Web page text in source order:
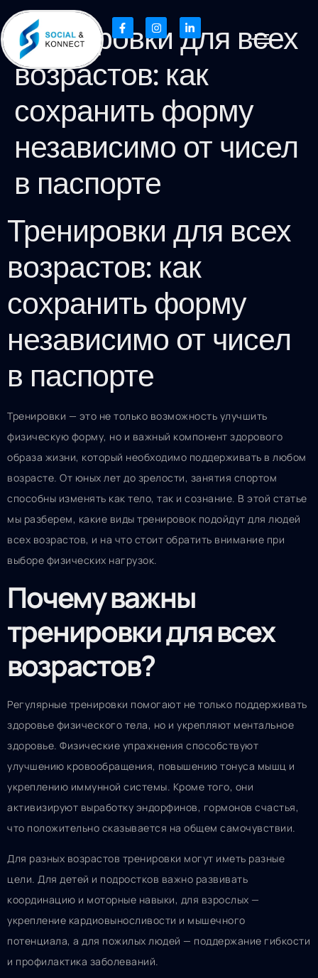
Тренировки для всех
возрастов: как
сохранить форму
независимо от чисел
в паспорте
Тренировки для всех
возрастов: как
сохранить форму
независимо от чисел
в паспорте
Тренировки — это не только возможность улучшить
физическую форму, но и важный компонент здорового
образа жизни, который необходимо поддерживать в любом
возрасте. От юных лет до зрелости, занятия спортом
способны изменять как тело, так и сознание. В этой статье
мы разберем, какие виды тренировок подойдут для людей
всех возрастов, и на что стоит обратить внимание при
выборе физических нагрузок.
Почему важны
тренировки для всех
возрастов?
Регулярные тренировки помогают не только поддерживать
здоровье физического тела, но и укрепляют ментальное
здоровье. Физические упражнения способствуют
улучшению кровообращения, повышению тонуса мышц и
укреплению иммунной системы. Кроме того, они
активизируют выработку эндорфинов, гормонов счастья,
что положительно сказывается на общем самочувствии.
Для разных возрастов тренировки могут иметь разные
цели. Для детей и подростков важно развивать
координацию и моторные навыки, для взрослых —
укрепление кардиовыносливости и мышечного
потенциала, а для пожилых людей — поддержание гибкости
и профилактика заболеваний.